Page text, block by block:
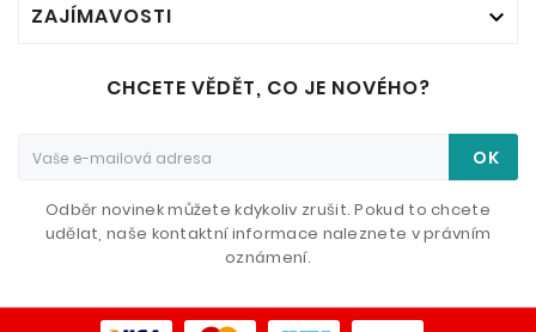
ZAJÍMAVOSTI 
CHCETE VĚDĚT, CO JE NOVÉHO?
OK
Odběr novinek můžete kdykoliv zrušit. Pokud to chcete
udělat, naše kontaktní informace naleznete v právním
oznámení.